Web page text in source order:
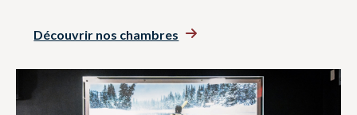
Découvrir nos chambres